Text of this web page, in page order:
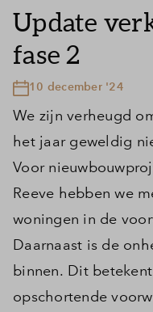
Update
fase 2
10 december '24
We zijn verheugd
het jaar geweldig
Voor
Reeve hebben we
woningen in de
Daarnaast is de
binnen. Dit
opschortende